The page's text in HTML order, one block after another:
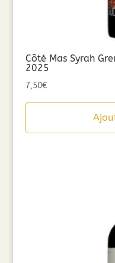
Côté Mas Syrah
2025
7,50€